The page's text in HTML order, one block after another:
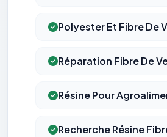
Polyester Et Fibre De
Réparation Fibre De
Résine Pour
Recherche Résine